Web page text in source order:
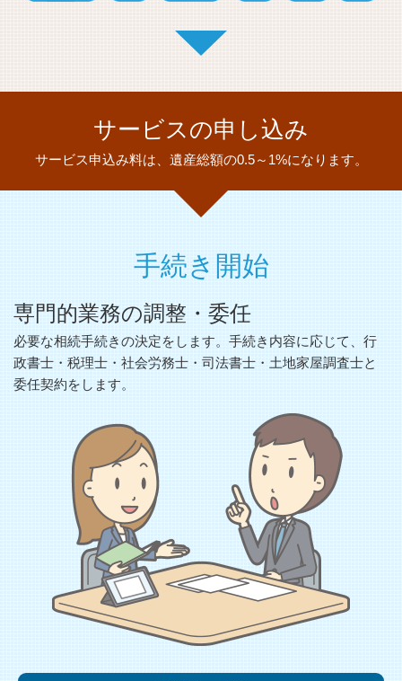
サービスの申し込み
サービス申込み料は、遺産総額の0.5～1%になります。
手続き開始
専門的業務の調整・委任
必要な相続手続きの決定をします。手続き内容に応じて、行
政書士・税理士・社会労務士・司法書士・土地家屋調査士と
委任契約をします。